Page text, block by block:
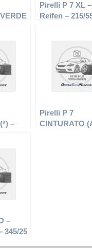
Pirelli P 7 XL
Reifen – 215/
–
Pirelli P 7
CINTURATO
–
345/25